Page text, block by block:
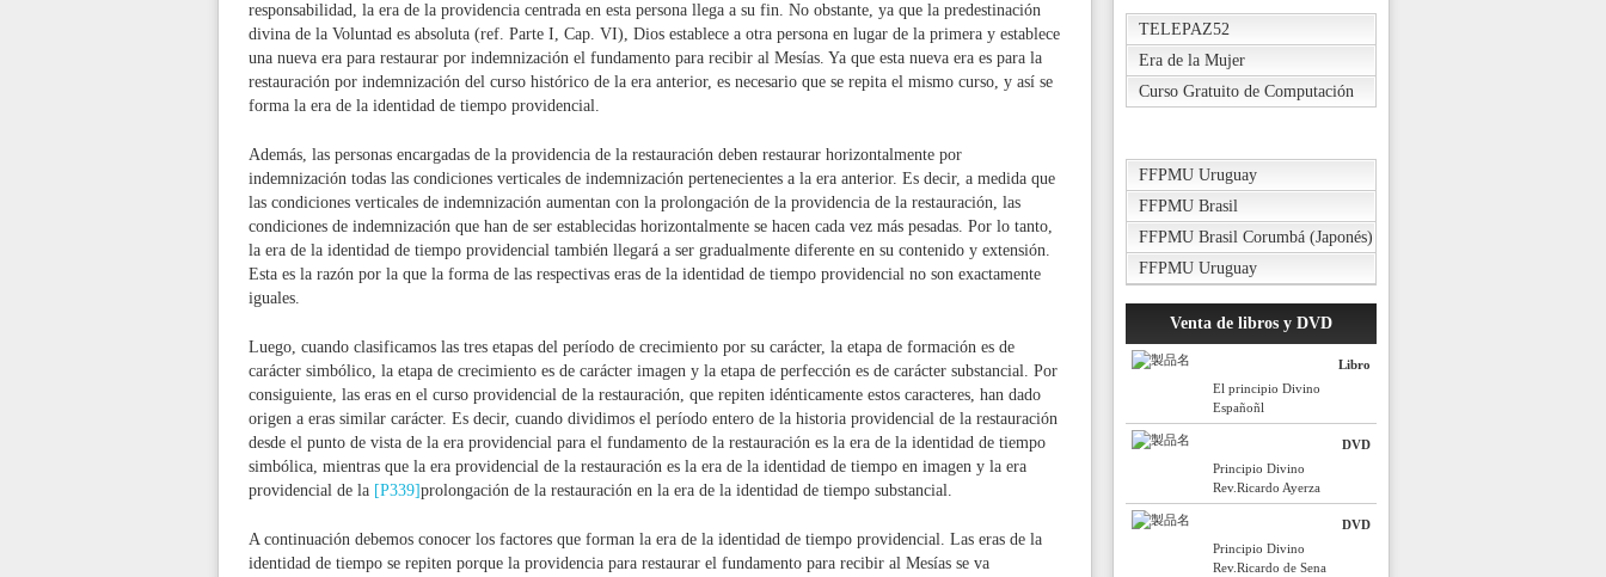
responsabilidad, la era de la providencia centrada en esta persona llega a su fin. No obstante, ya que la predestinación
divina de la Voluntad es absoluta (ref. Parte I, Cap. VI), Dios establece a otra persona en lugar de la primera y establece
una nueva era para restaurar por indemnización el fundamento para recibir al Mesías. Ya que esta nueva era es para la
restauración por indemnización del curso histórico de la era anterior, es necesario que se repita el mismo curso, y así se
forma la era de la identidad de tiempo providencial.
Además, las personas encargadas de la providencia de la restauración deben restaurar horizontalmente por
indemnización todas las condiciones verticales de indemnización pertenecientes a la era anterior. Es decir, a medida que
las condiciones verticales de indemnización aumentan con la prolongación de la providencia de la restauración, las
condiciones de indemnización que han de ser establecidas horizontalmente se hacen cada vez más pesadas. Por lo tanto,
la era de la identidad de tiempo providencial también llegará a ser gradualmente diferente en su contenido y extensión.
Esta es la razón por la que la forma de las respectivas eras de la identidad de tiempo providencial no son exactamente
iguales.
Luego, cuando clasificamos las tres etapas del período de crecimiento por su carácter, la etapa de formación es de
carácter simbólico, la etapa de crecimiento es de carácter imagen y la etapa de perfección es de carácter substancial. Por
consiguiente, las eras en el curso providencial de la restauración, que repiten idénticamente estos caracteres, han dado
origen a eras similar carácter. Es decir, cuando dividimos el período entero de la historia providencial de la restauración
desde el punto de vista de la era providencial para el fundamento de la restauración es la era de la identidad de tiempo
simbólica, mientras que la era providencial de la restauración es la era de la identidad de tiempo en imagen y la era
providencial de la [P339]prolongación de la restauración en la era de la identidad de tiempo substancial.
A continuación debemos conocer los factores que forman la era de la identidad de tiempo providencial. Las eras de la
identidad de tiempo se repiten porque la providencia para restaurar el fundamento para recibir al Mesías se va
TELEPAZ52
Era de la Mujer
Curso Gratuito de Computación
FFPMU Uruguay
FFPMU Brasil
FFPMU Brasil Corumbá (Japonés)
FFPMU Uruguay
Venta de libros y DVD
Libro
El principio Divino
Españoñl
DVD
Principio Divino
Rev.Ricardo Ayerza
DVD
Principio Divino
Rev.Ricardo de Sena